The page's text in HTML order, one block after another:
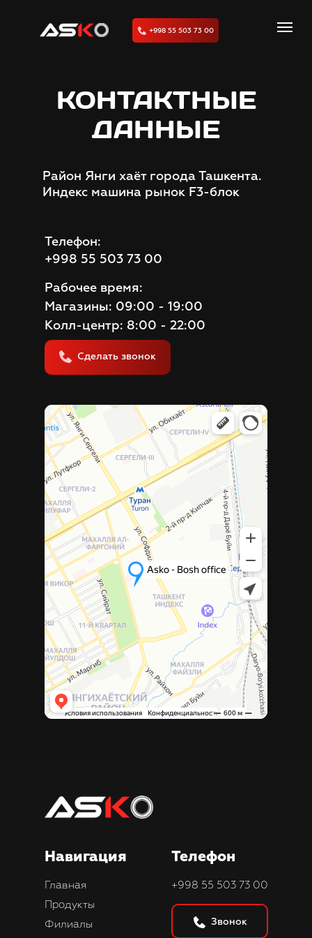
КОНТАКТНЫЕ
ДАННЫЕ
Район Янги хаёт города Ташкента.
Индекс машина рынок F3-блок
Телефон:
+998 55 503 73 00
Рабочее время:
Магазины: 09:00 - 19:00
Колл-центр: 8:00 - 22:00
Сделать звонок
+998 55 503 73 00
Навигация
Главная
Продукты
Филиалы
Телефон
+998 55 503 73 00
Звонок